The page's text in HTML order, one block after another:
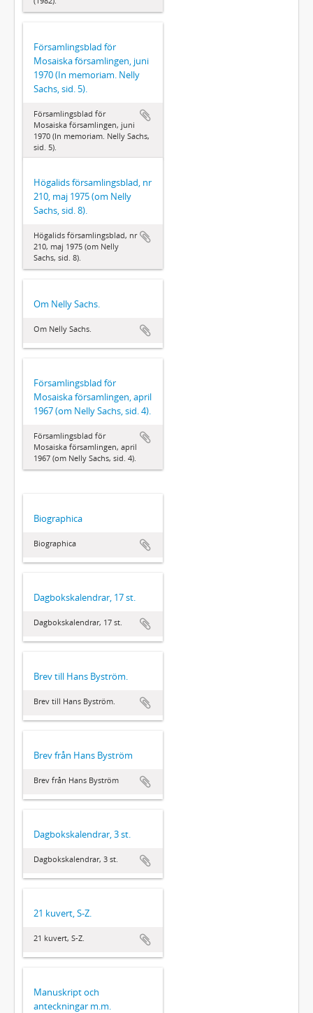
Församlingsblad för
Mosaiska församlingen, juni
1970 (In memoriam. Nelly
Sachs, sid. 5).
Församlingsblad för
Mosaiska församlingen, juni
1970 (In memoriam. Nelly Sachs,
sid. 5).
Högalids församlingsblad, nr
210, maj 1975 (om Nelly
Sachs, sid. 8).
Högalids församlingsblad, nr
210, maj 1975 (om Nelly
Sachs, sid. 8).
Om Nelly Sachs.
Om Nelly Sachs.
Församlingsblad för
Mosaiska församlingen, april
1967 (om Nelly Sachs, sid. 4).
Församlingsblad för
Mosaiska församlingen, april
1967 (om Nelly Sachs, sid. 4).
Biographica
Biographica
Dagbokskalendrar, 17 st.
Dagbokskalendrar, 17 st.
Brev till Hans Byström.
Brev till Hans Byström.
Brev från Hans Byström
Brev från Hans Byström
Dagbokskalendrar, 3 st.
Dagbokskalendrar, 3 st.
21 kuvert, S-Z.
21 kuvert, S-Z.
Manuskript och
anteckningar m.m.